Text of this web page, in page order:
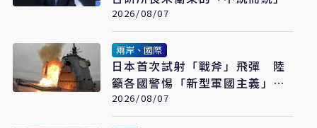
2026/08/07
兩岸、國際
日本首次試射「戰斧」飛彈 陸
籲各國警惕「新型軍國主義」發
展
2026/08/07